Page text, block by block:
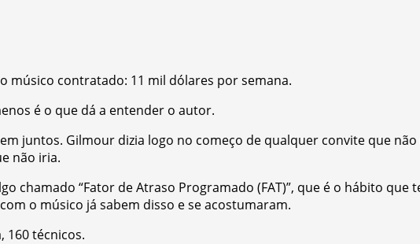
músico contratado: 11 mil dólares por semana.
é o que dá a entender o autor.
juntos. Gilmour dizia logo no começo de qualquer convite que
não iria.
chamado “Fator de Atraso Programado (FAT)”, que é o hábito
o músico já sabem disso e se acostumaram.
160 técnicos.